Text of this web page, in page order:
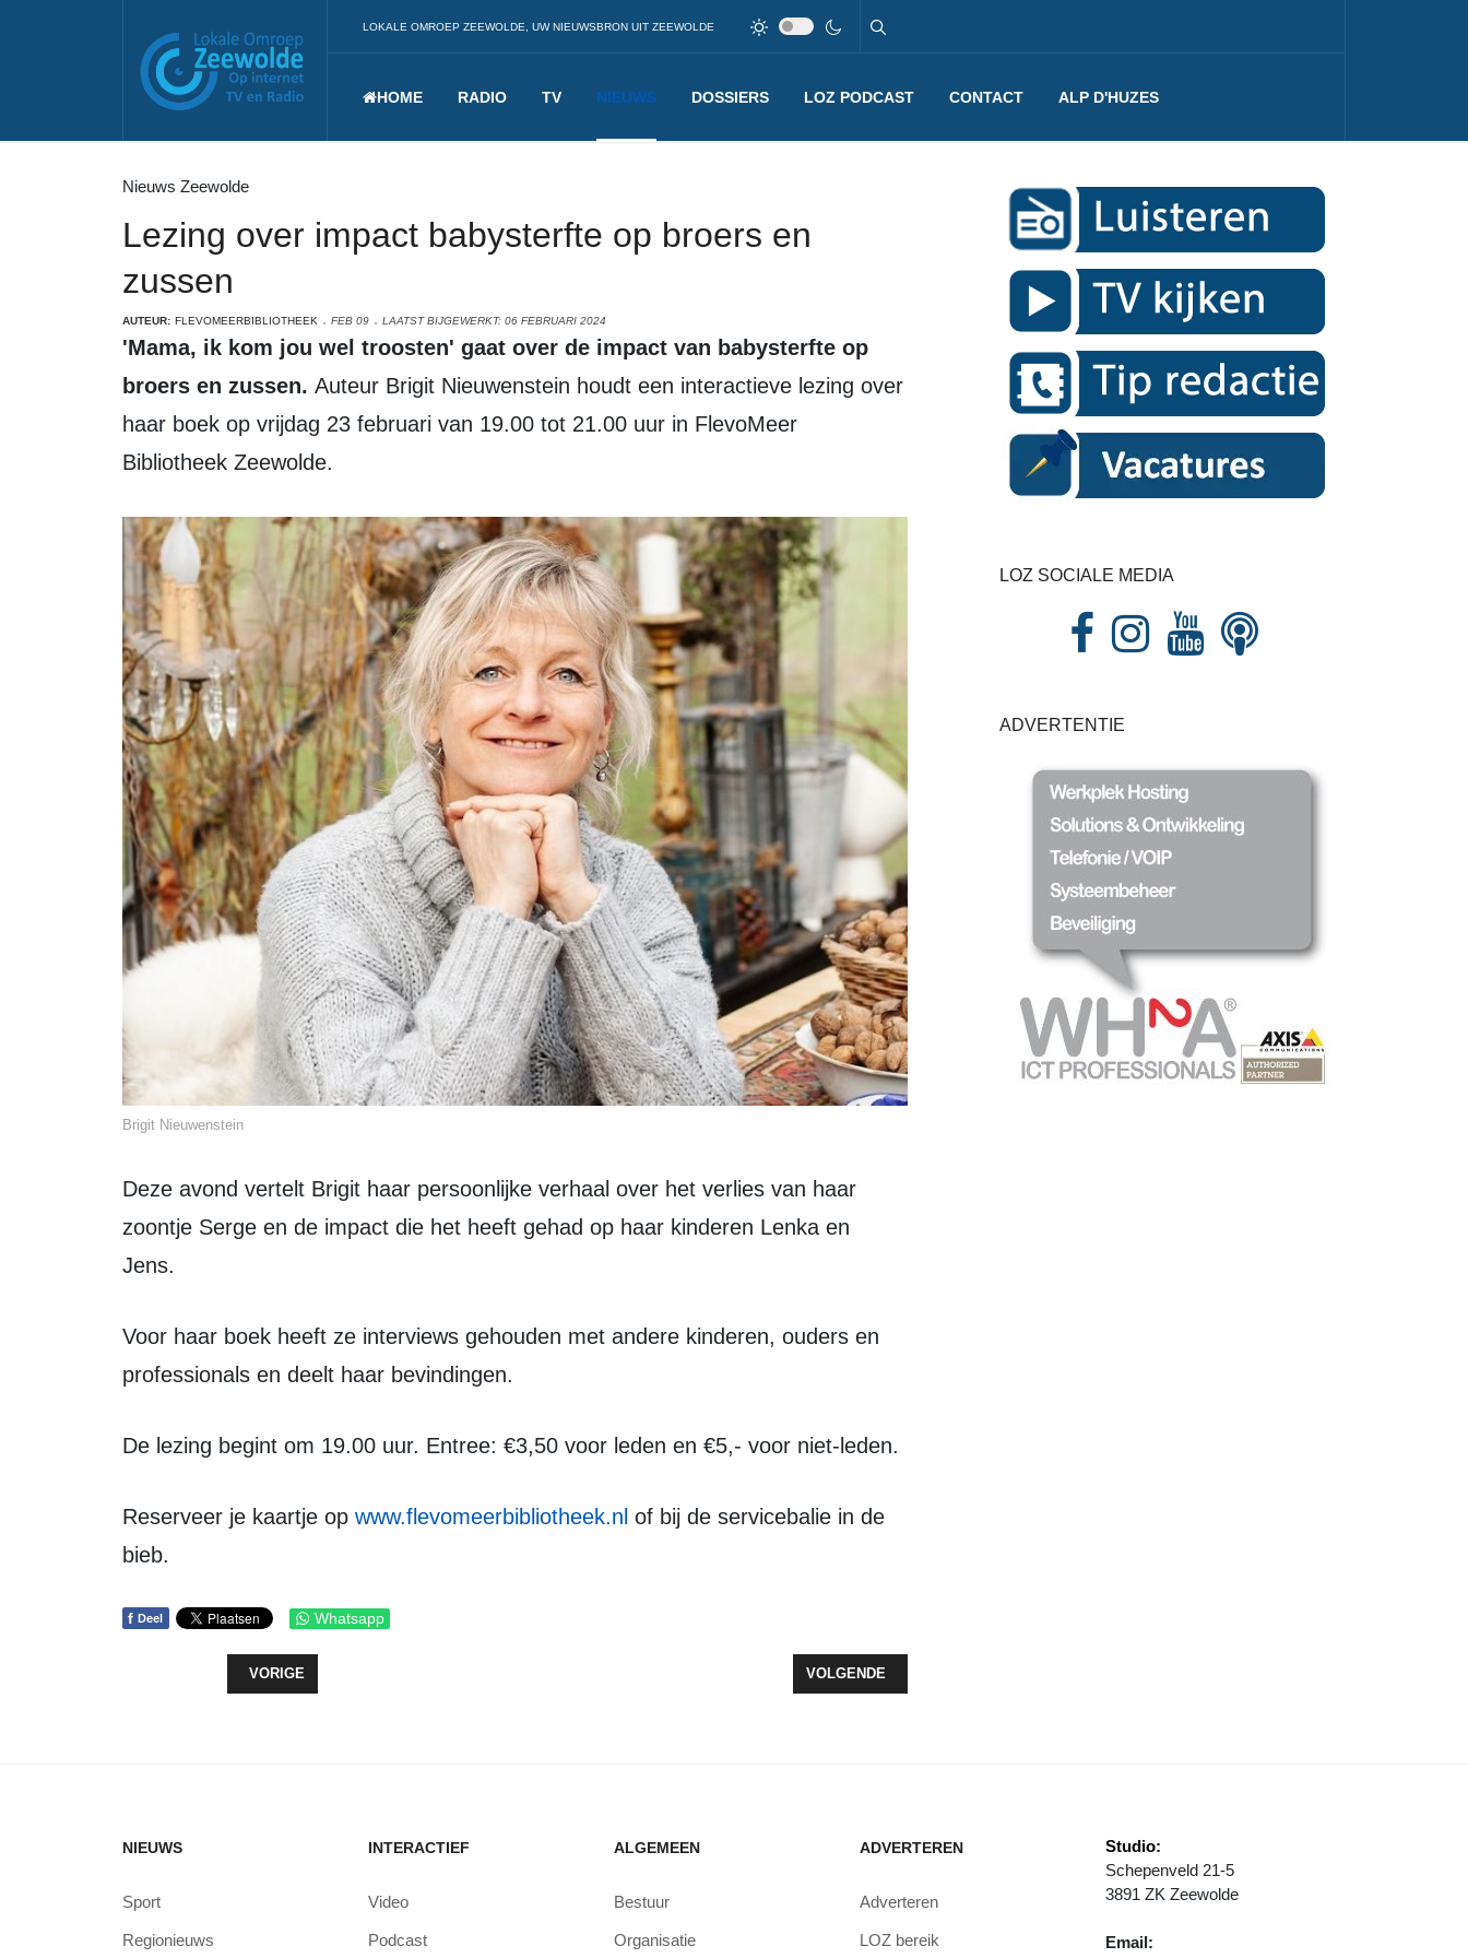
LOKALE OMROEP ZEEWOLDE, UW NIEUWSBRON UIT ZEEWOLDE
HOME RADIO TV NIEUWS DOSSIERS LOZ PODCAST CONTACT ALP D'HUZES
Nieuws Zeewolde
Lezing over impact babysterfte op broers en
zussen
AUTEUR: FLEVOMEERBIBLIOTHEEK FEB 09 LAATST BIJGEWERKT: 06 FEBRUARI 2024
'Mama, ik kom jou wel troosten' gaat over de impact van babysterfte op
broers en zussen. Auteur Brigit Nieuwenstein houdt een interactieve lezing over
haar boek op vrijdag 23 februari van 19.00 tot 21.00 uur in FlevoMeer
Bibliotheek Zeewolde.
Brigit Nieuwenstein
Deze avond vertelt Brigit haar persoonlijke verhaal over het verlies van haar
zoontje Serge en de impact die het heeft gehad op haar kinderen Lenka en
Jens.
Voor haar boek heeft ze interviews gehouden met andere kinderen, ouders en
professionals en deelt haar bevindingen.
De lezing begint om 19.00 uur. Entree: €3,50 voor leden en €5,- voor niet-leden.
Reserveer je kaartje op www.flevomeerbibliotheek.nl of bij de servicebalie in de
bieb.
f Deel Whatsapp
VORIG ARTIKEL: INTEGRAAL ZORGAKKOORD: SAMENWERKING VOOR TOEKOMSTIGE ZORG IN ZEEWOLDE
VORIGE VOLGENDE ARTIKEL: WERELDKOOR JUNIOR GAAT WEER ZINGEN!
VOLGENDE
LOZ SOCIALE MEDIA
ADVERTENTIE
NIEUWS
Sport
Regionieuws
INTERACTIEF
Video
Podcast
ALGEMEEN
Bestuur
Organisatie
ADVERTEREN
Adverteren
LOZ bereik
Studio:
Schepenveld 21-5
3891 ZK Zeewolde
Email: